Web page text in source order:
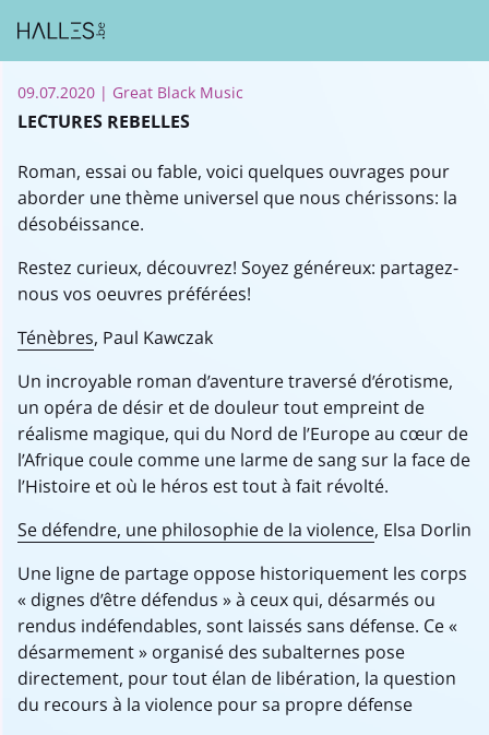
09.07.2020 | Great Black Music
LECTURES REBELLES
Roman, essai ou fable, voici quelques ouvrages pour
aborder une thème universel que nous chérissons: la
désobéissance.
Restez curieux, découvrez! Soyez généreux: partagez-
nous vos oeuvres préférées!
Ténèbres, Paul Kawczak
Un incroyable roman d’aventure traversé d’érotisme,
un opéra de désir et de douleur tout empreint de
réalisme magique, qui du Nord de l’Europe au cœur de
l’Afrique coule comme une larme de sang sur la face de
l’Histoire et où le héros est tout à fait révolté.
Se défendre, une philosophie de la violence, Elsa Dorlin
Une ligne de partage oppose historiquement les corps
« dignes d’être défendus » à ceux qui, désarmés ou
rendus indéfendables, sont laissés sans défense. Ce «
désarmement » organisé des subalternes pose
directement, pour tout élan de libération, la question
du recours à la violence pour sa propre défense